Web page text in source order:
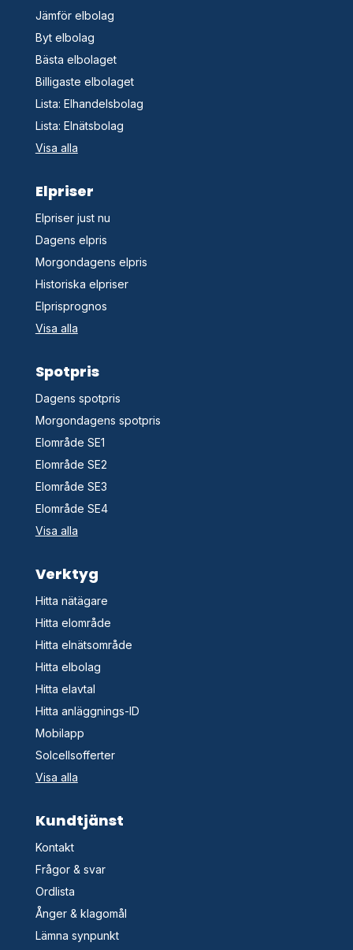
Jämför elbolag
Byt elbolag
Bästa elbolaget
Billigaste elbolaget
Lista: Elhandelsbolag
Lista: Elnätsbolag
Visa alla
Elpriser
Elpriser just nu
Dagens elpris
Morgondagens elpris
Historiska elpriser
Elprisprognos
Visa alla
Spotpris
Dagens spotpris
Morgondagens spotpris
Elområde SE1
Elområde SE2
Elområde SE3
Elområde SE4
Visa alla
Verktyg
Hitta nätägare
Hitta elområde
Hitta elnätsområde
Hitta elbolag
Hitta elavtal
Hitta anläggnings-ID
Mobilapp
Solcellsofferter
Visa alla
Kundtjänst
Kontakt
Frågor & svar
Ordlista
Ånger & klagomål
Lämna synpunkt